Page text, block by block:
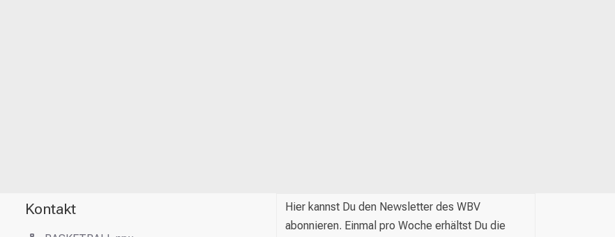
Kontakt
Hier kannst Du den Newsletter des WBV
abonnieren. Einmal pro Woche erhältst Du die